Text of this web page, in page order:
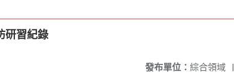
研習紀錄
發布單位： 綜合領域 |